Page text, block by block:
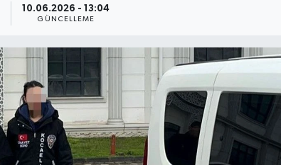
10.06.2026 - 13:04
GÜNCELLEME